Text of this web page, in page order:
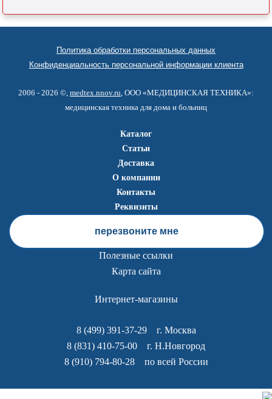
Политика обработки персональных данных
Конфиденциальность персональной информации клиента
2006 - 2026 ©, medtex.nnov.ru, ООО «МЕДИЦИНСКАЯ ТЕХНИКА»:
медицинская техника для дома и больниц
Каталог
Статьи
Доставка
О компании
Контакты
Реквизиты
перезвоните мне
Полезные ссылки
Карта сайта
Интернет-магазины
8 (499) 391-37-29г. Москва
8 (831) 410-75-00 г. Н.Новгород
8 (910) 794-80-28по всей России